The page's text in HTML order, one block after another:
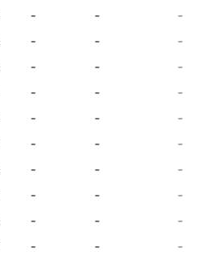
- -
-
- -
-
- -
-
- -
-
- -
-
- -
-
- -
-
- -
-
- -
-
- -
-